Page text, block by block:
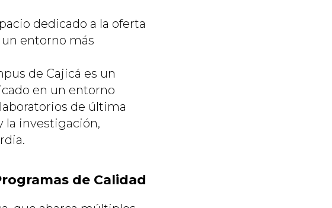
dedicado a la oferta
entorno más
de Cajicá es un
en un entorno
de última
la investigación,
de Calidad